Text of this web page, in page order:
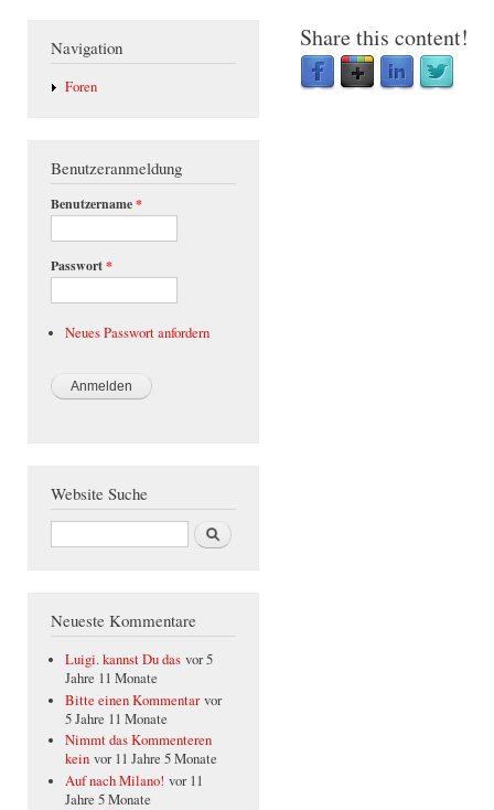
Navigation
Foren
Benutzeranmeldung
Benutzername*
Passwort*
Neues Passwort anfordern
Website Suche
Suche
Neueste Kommentare
Luigi. kannst Du das vor 5
Jahre 11 Monate
Bitte einen Kommentar vor
5 Jahre 11 Monate
Nimmt das Kommenteren
kein vor 11 Jahre 5 Monate
Auf nach Milano! vor 11
Jahre 5 Monate
Share this content!